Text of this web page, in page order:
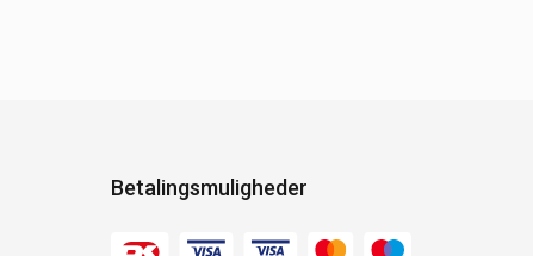
Betalingsmuligheder